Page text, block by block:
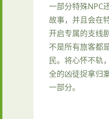
一部分特殊NPC
故事，并且会在
开启专属的支线
不是所有旅客都
民。将心怀不轨
全的凶徒捉拿归
一部分。